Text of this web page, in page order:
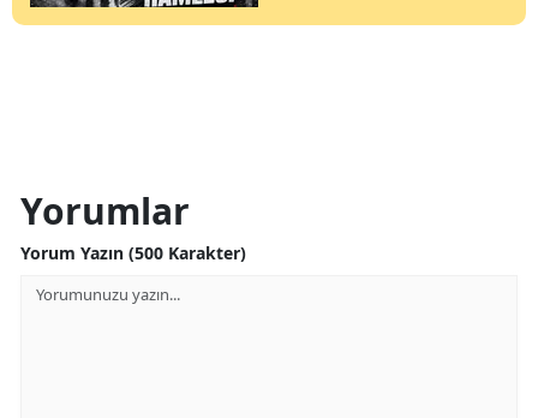
Yorumlar
Yorum Yazın (500 Karakter)